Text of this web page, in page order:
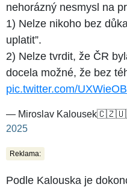
nehorázný nesmysl na
1) Nelze nikoho bez
uplatit”.
2) Nelze tvrdit, že ČR
docela možné, že bez
pic.twitter.com/
— Miroslav
2025
Reklama:
Podle Kalouska je